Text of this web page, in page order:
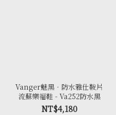
Vanger魅黑．防水雅仕鞍片
流蘇樂福鞋 - Va252防水黑
NT$4,180